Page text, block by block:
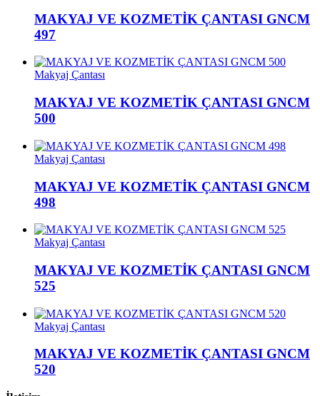
MAKYAJ VE KOZMETİK ÇANTASI GNCM
497
Makyaj Çantası
MAKYAJ VE KOZMETİK ÇANTASI GNCM
500
Makyaj Çantası
MAKYAJ VE KOZMETİK ÇANTASI GNCM
498
Makyaj Çantası
MAKYAJ VE KOZMETİK ÇANTASI GNCM
525
Makyaj Çantası
MAKYAJ VE KOZMETİK ÇANTASI GNCM
520